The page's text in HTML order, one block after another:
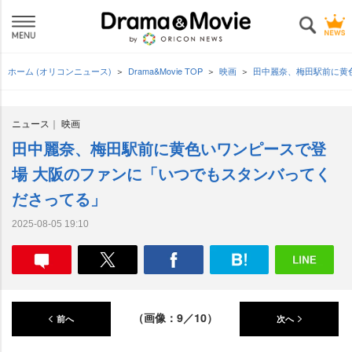
ホーム (オリコンニュース) Drama&Movie TOP 映画 田中麗奈、梅田駅前に
ニュース 映画
田中麗奈、梅田駅前に黄色いワンピースで登
場 大阪のファンに「いつでもスタンバってく
ださってる」
2025-08-05 19:10
前へ （画像：9／10） 次へ